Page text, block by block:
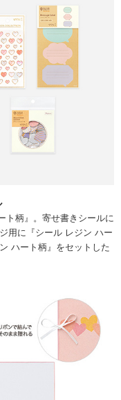
ト柄』。寄せ書きシールに
用に『シール レジン ハー
ハート柄』をセットした